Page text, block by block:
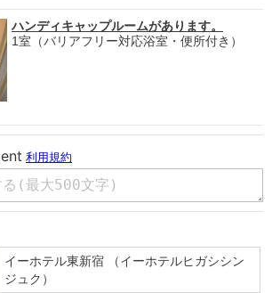
ハンディキャップルームがあります。
1室（バリアフリー対応浴室・便所付き）
イーホテル東新宿 （イーホテルヒガシシン
ジュク）